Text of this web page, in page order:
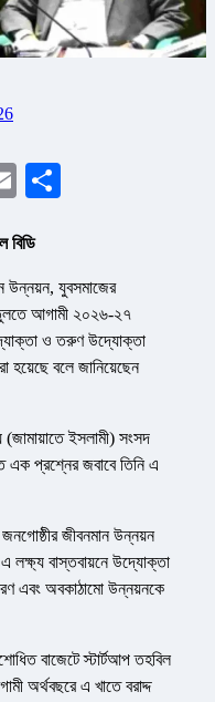
Email
বিডি
উন্নয়ন, যুবসমাজের
আগামী ২০২৬-২৭
ও তরুণ উদ্যোক্তা
হয়েছে বলে জানিয়েছেন
(জামায়াতে ইসলামী) সংসদ
এক প্রশ্নের জবাবে তিনি এ
জীবনমান উন্নয়ন
লক্ষ্য বাস্তবায়নে উদ্যোক্তা
এবং অবকাঠামো উন্নয়নকে
বাজেটে স্টার্টআপ তহবিল
অর্থবছরে এ খাতে বরাদ্দ